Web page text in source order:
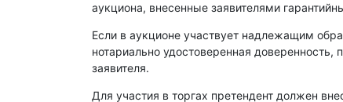
аукциона, внесенные заявителями
Если в аукционе участвует надлежащим
нотариально удостоверенная
заявителя.
Для участия в торгах претендент должен